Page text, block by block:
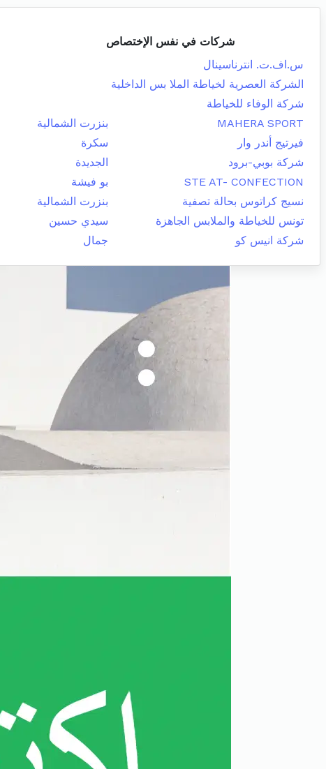
شركات في نفس الإختصاص
س.اف.ت. انترناسينال
الشركة العصرية لخياطة الملا بس الداخلية
شركة الوفاء للخياطة
MAHERA SPORT
بنزرت الشمالية
فيرتيج أندر وار
سكرة
شركة بوبي-برود
الجديدة
STE AT- CONFECTION
بو فيشة
نسيج كراتوس بحالة تصفية
بنزرت الشمالية
تونس للخياطة والملابس الجاهزة
سيدي حسين
شركة انيس كو
جمال